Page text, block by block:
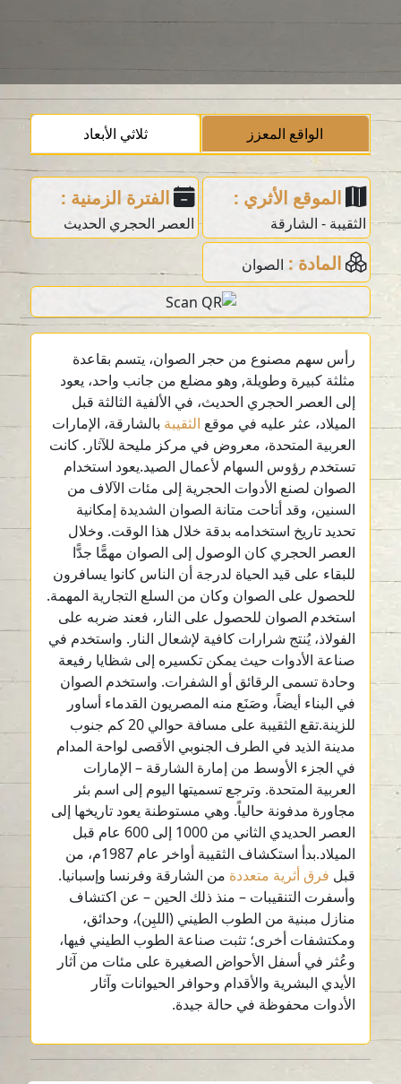
الواقع المعزز ثلاثي الأبعاد
الموقع الأثري :
الثقيبة - الشارقة
الفترة الزمنية :
العصر الحجري الحديث
المادة : الصوان
رأس سهم مصنوع من حجر الصوان، يتسم بقاعدة
مثلثة كبيرة وطويلة, وهو مضلع من جانب واحد، يعود
إلى العصر الحجري الحديث، في الألفية الثالثة قبل
الميلاد، عثر عليه في موقعالثقيبةبالشارقة، الإمارات
العربية المتحدة، معروض في مركز مليحة للآثار. كانت
تستخدم رؤوس السهام لأعمال الصيد.يعود استخدام
الصوان لصنع الأدوات الحجرية إلى مئات الآلاف من
السنين، وقد أتاحت متانة الصوان الشديدة إمكانية
تحديد تاريخ استخدامه بدقة خلال هذا الوقت. وخلال
العصر الحجري كان الوصول إلى الصوان مهمًّا جدًّا
للبقاء على قيد الحياة لدرجة أن الناس كانوا يسافرون
للحصول على الصوان وكان من السلع التجارية المهمة.
استخدم الصوان للحصول على النار، فعند ضربه على
الفولاذ، يُنتج شرارات كافية لإشعال النار. واستخدم في
صناعة الأدوات حيث يمكن تكسيره إلى شظايا رفيعة
وحادة تسمى الرقائق أو الشفرات. واستخدم الصوان
في البناء أيضاً، وصَنَع منه المصريون القدماء أساور
للزينة.تقع الثقيبة على مسافة حوالي 20 كم جنوب
مدينة الذيد في الطرف الجنوبي الأقصى لواحة المدام
في الجزء الأوسط من إمارة الشارقة – الإمارات
العربية المتحدة. وترجع تسميتها اليوم إلى اسم بئر
مجاورة مدفونة حالياً. وهي مستوطنة يعود تاريخها إلى
العصر الحديدي الثاني من 1000 إلى 600 عام قبل
الميلاد.بدأ استكشاف الثقيبة أواخر عام 1987م، من
قبلفرق أثرية متعددةمن الشارقة وفرنسا وإسبانيا.
وأسفرت التنقيبات – منذ ذلك الحين – عن اكتشاف
منازل مبنية من الطوب الطيني (اللبِن)، وحدائق،
ومكتشفات أخرى؛ تثبت صناعة الطوب الطيني فيها،
وعُثر في أسفل الأحواض الصغيرة على مئات من آثار
الأيدي البشرية والأقدام وحوافر الحيوانات وآثار
الأدوات محفوظة في حالة جيدة.